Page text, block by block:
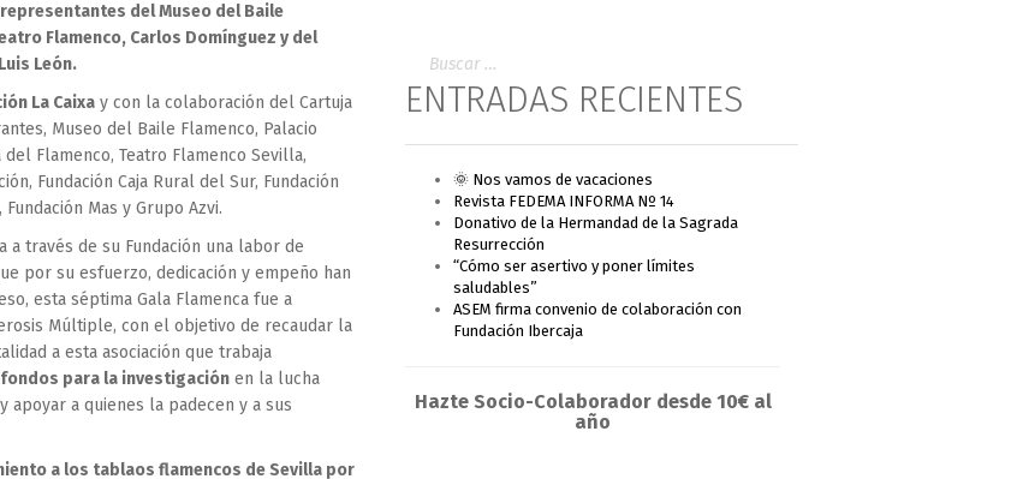
del Museo del Baile
Flamenco, Carlos Domínguez y del
León.
La Caixa y con la colaboración del Cartuja
Museo del Baile Flamenco, Palacio
del Flamenco, Teatro Flamenco Sevilla,
Fundación Caja Rural del Sur, Fundación
Mas y Grupo Azvi.
a través de su Fundación una labor de
por su esfuerzo, dedicación y empeño han
esta séptima Gala Flamenca fue a
Múltiple, con el objetivo de recaudar la
a esta asociación que trabaja
para la investigación en la lucha
a quienes la padecen y a sus
a los tablaos flamencos de Sevilla por
ENTRADAS RECIENTES
🌞 Nos vamos de vacaciones
Revista FEDEMA INFORMA Nº 14
Donativo de la Hermandad de la Sagrada
Resurrección
“Cómo ser asertivo y poner límites
saludables”
ASEM firma convenio de colaboración con
Fundación Ibercaja
Hazte Socio-Colaborador desde 10€ al
año